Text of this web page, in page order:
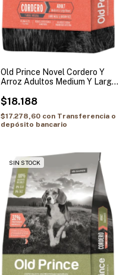
Old Prince Novel Cordero Y
Arroz Adultos Medium Y Large
$18.188
$17.278,60 con Transferencia o
depósito bancario
SIN STOCK